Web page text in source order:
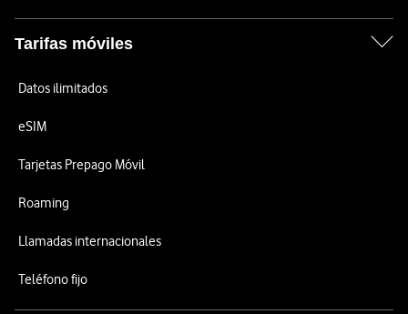
Tarifas móviles
Datos ilimitados
eSIM
Tarjetas Prepago Móvil
Roaming
Llamadas internacionales
Teléfono fijo